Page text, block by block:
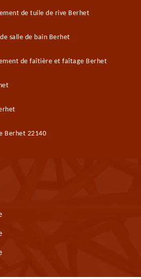
de tuile de rive Berhet
salle de bain Berhet
de faîtière et faîtage Berhet
Berhet 22140